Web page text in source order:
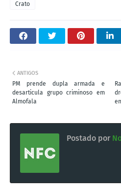
Crato
ANTIGOS
PM prende dupla armada e
desarticula grupo criminoso em
Almofala
Postado por